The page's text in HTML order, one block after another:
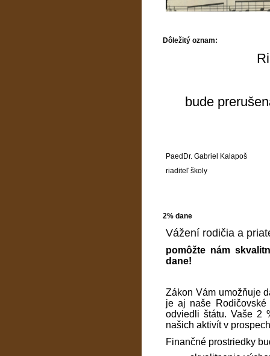
Dôležitý oznam:
bude
PaedDr. Gabriel Kalapoš
riaditeľ školy
2% dane
Vážení rodičia a
pomôžte nám
dane!
Zákon Vám umožňuje
je aj naše
odviedli štátu. Vaše 2
našich aktivít v
Finančné prostriedky